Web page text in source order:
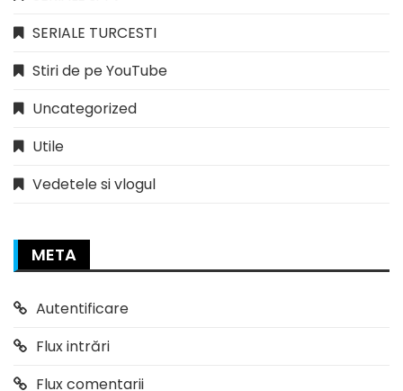
SERIALE TURCESTI
Stiri de pe YouTube
Uncategorized
Utile
Vedetele si vlogul
META
Autentificare
Flux intrări
Flux comentarii